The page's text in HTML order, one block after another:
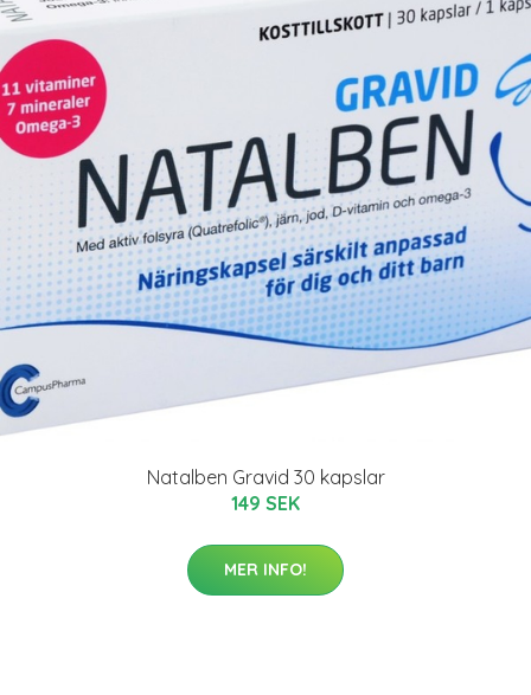
Natalben Gravid 30 kapslar
149 SEK
MER INFO!